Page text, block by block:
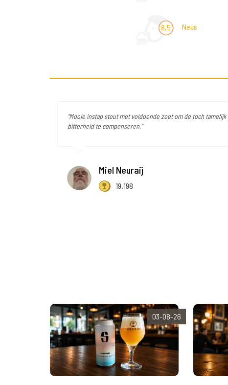
8,5 Neus
"Mooie instap stout met voldoende zoet om de toch
bitterheid te compenseren."
Miel Neuraij
19.198
03-08-26